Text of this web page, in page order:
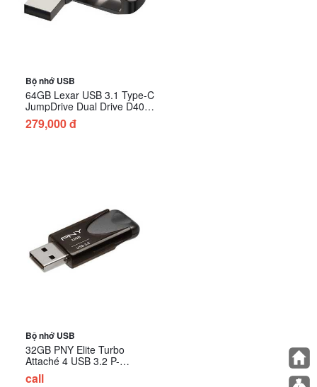
Bộ nhớ USB
64GB Lexar USB 3.1 Type-C
JumpDrive Dual Drive D400
LJDD400064G-BNQNG
279,000 đ
Bộ nhớ USB
32GB PNY Elite Turbo
Attaché 4 USB 3.2 P-
FD32GTBAT4-GE
call